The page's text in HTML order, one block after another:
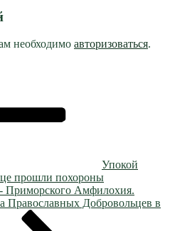
необходимо авторизоваться.
Упокой
прошли похороны
Приморского Амфилохия.
Православных Добровольцев в